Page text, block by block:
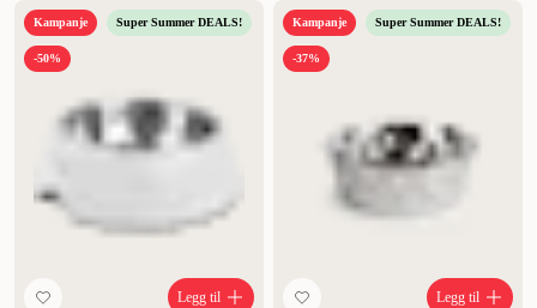
Kampanje Super Summer DEALS!
-50%
Legg til
Kampanje Super Summer DEALS!
-37%
Legg til